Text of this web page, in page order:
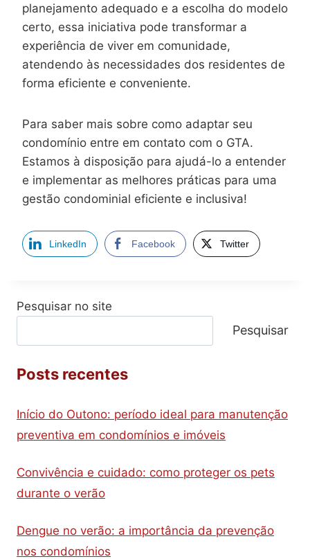
planejamento adequado e a escolha do modelo
certo, essa iniciativa pode transformar a
experiência de viver em comunidade,
atendendo às necessidades dos residentes de
forma eficiente e conveniente.
Para saber mais sobre como adaptar seu
condomínio entre em contato com o GTA.
Estamos à disposição para ajudá-lo a entender
e implementar as melhores práticas para uma
gestão condominial eficiente e inclusiva!
LinkedIn Facebook Twitter
Pesquisar no site
Pesquisar
Posts recentes
Início do Outono: período ideal para manutenção
preventiva em condomínios e imóveis
Convivência e cuidado: como proteger os pets
durante o verão
Dengue no verão: a importância da prevenção
nos condomínios